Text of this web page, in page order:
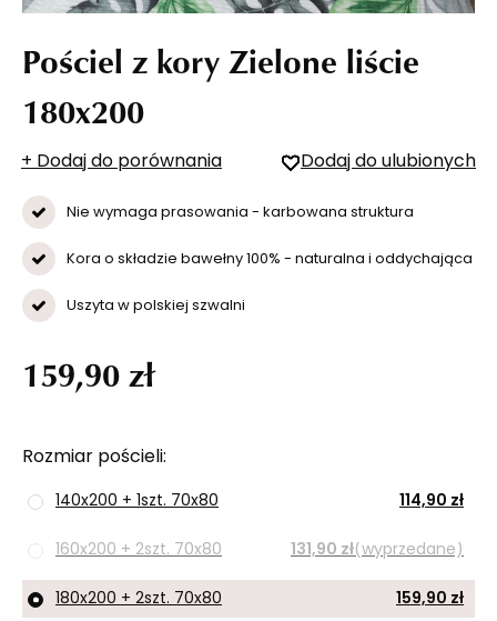
Pościel z kory Zielone liście
180x200
+ Dodaj do porównania Dodaj do ulubionych
Nie wymaga prasowania - karbowana struktura
Kora o składzie bawełny 100% - naturalna i oddychająca
Uszyta w polskiej szwalni
Rozmiar pościeli
140x200 + 1szt. 70x80 114,90 zł
160x200 + 2szt. 70x80 131,90 zł(wyprzedane)
180x200 + 2szt. 70x80 159,90 zł
159,90 zł